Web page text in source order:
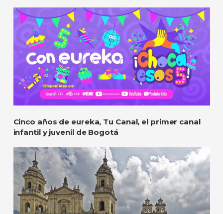
Cinco años de eureka, Tu Canal, el primer canal
infantil y juvenil de Bogotá